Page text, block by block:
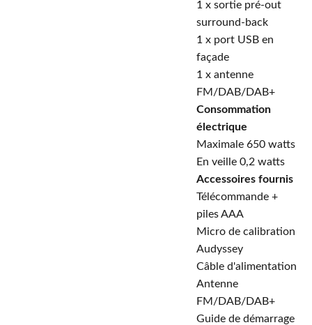
1 x sortie pré-out
surround-back
1 x port USB en
façade
1 x antenne
FM/DAB/DAB+
Consommation
électrique
Maximale 650 watts
En veille 0,2 watts
Accessoires fournis
Télécommande +
piles AAA
Micro de calibration
Audyssey
Câble d'alimentation
Antenne
FM/DAB/DAB+
Guide de démarrage